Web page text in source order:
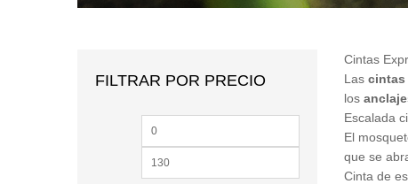
Cintas
Las cintas
los
Escalada
El
que se
Cinta de
FILTRAR POR PRECIO
Precio
mínimo